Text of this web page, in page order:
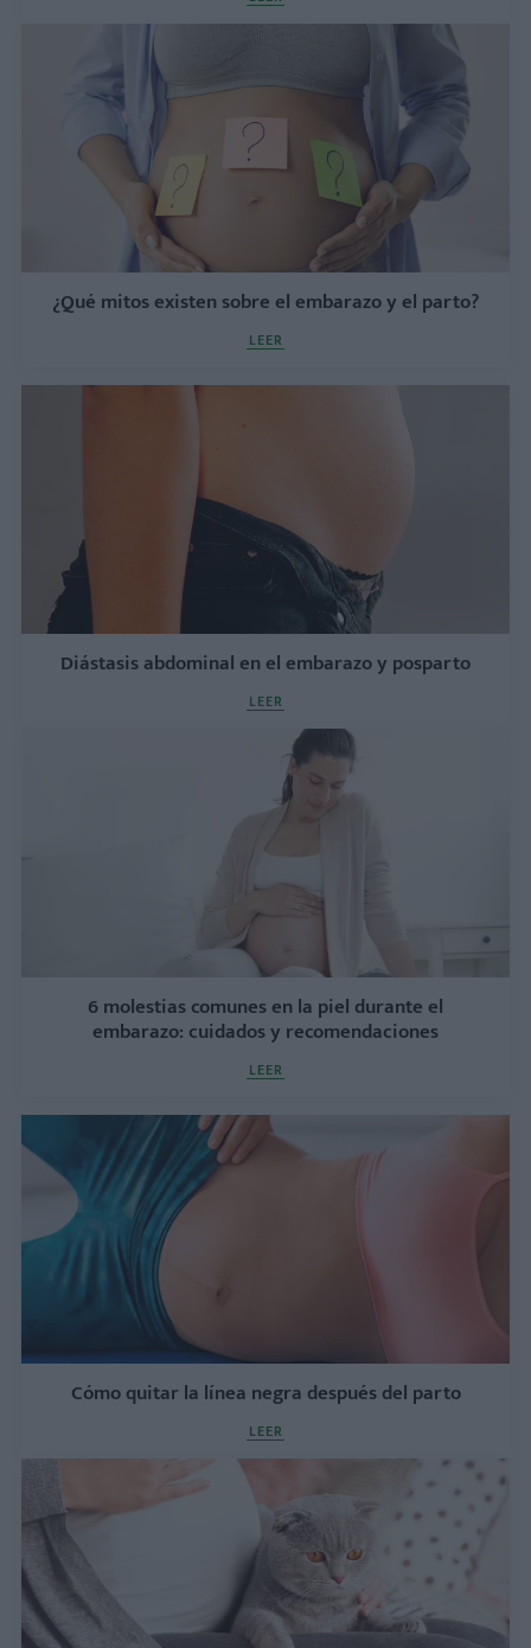
¿Qué mitos existen sobre el embarazo y el parto?
LEER
Diástasis abdominal en el embarazo y posparto
LEER
6 molestias comunes en la piel durante el
embarazo: cuidados y recomendaciones
LEER
Cómo quitar la línea negra después del parto
LEER